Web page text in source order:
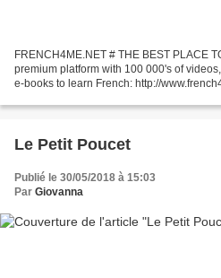
FRENCH4ME.NET # THE BEST PLACE
premium platform with 100 000's of
e-books to learn French: http://
Le Petit Poucet
Publié le 30/05/2018 à 15:03
Par Giovanna